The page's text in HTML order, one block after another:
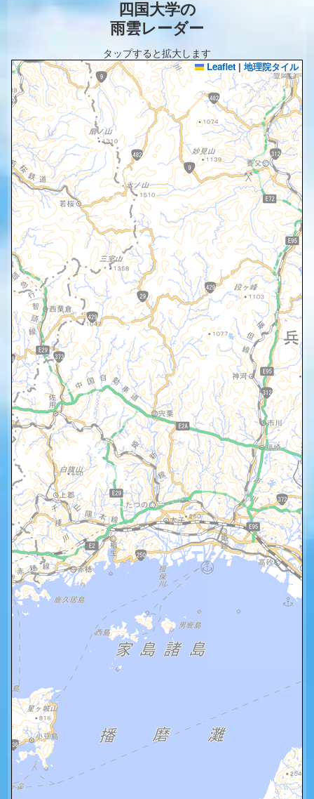
四国大学の
雨雲レーダー
タップすると拡大します
Leaflet | 地理院タイル